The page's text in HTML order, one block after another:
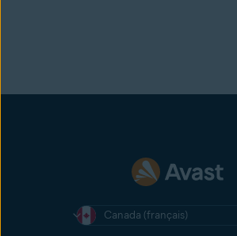
Canada (français)